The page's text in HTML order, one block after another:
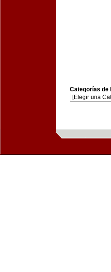
Categorías de